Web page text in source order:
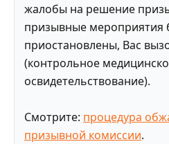
жалобы на решение
призывные мероприятия
приостановлены, Вас
(контрольное
освидетельствование).
Смотрите: процедура
призывной комиссии.